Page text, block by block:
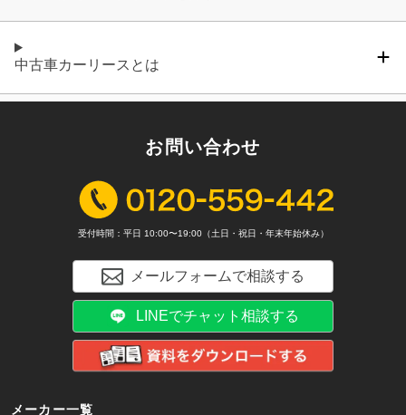
中古車カーリースとは
メーカー一覧
お問い合わせ
受付時間：平日 10:00〜19:00（土日・祝日・年末年始休み）
メールフォームで相談する
LINEでチャット相談する